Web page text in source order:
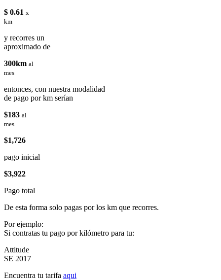
$ 0.61 x
km
y recorres un
aproximado de
300km al
mes
entonces, con nuestra modalidad
de pago por km serían
$183 al
mes
$1,726
pago inicial
$3,922
Pago total
De esta forma solo pagas por los km que recorres.
Por ejemplo:
Si contratas tu pago por kilómetro para tu:
Attitude
SE 2017
Encuentra tu tarifa aqui